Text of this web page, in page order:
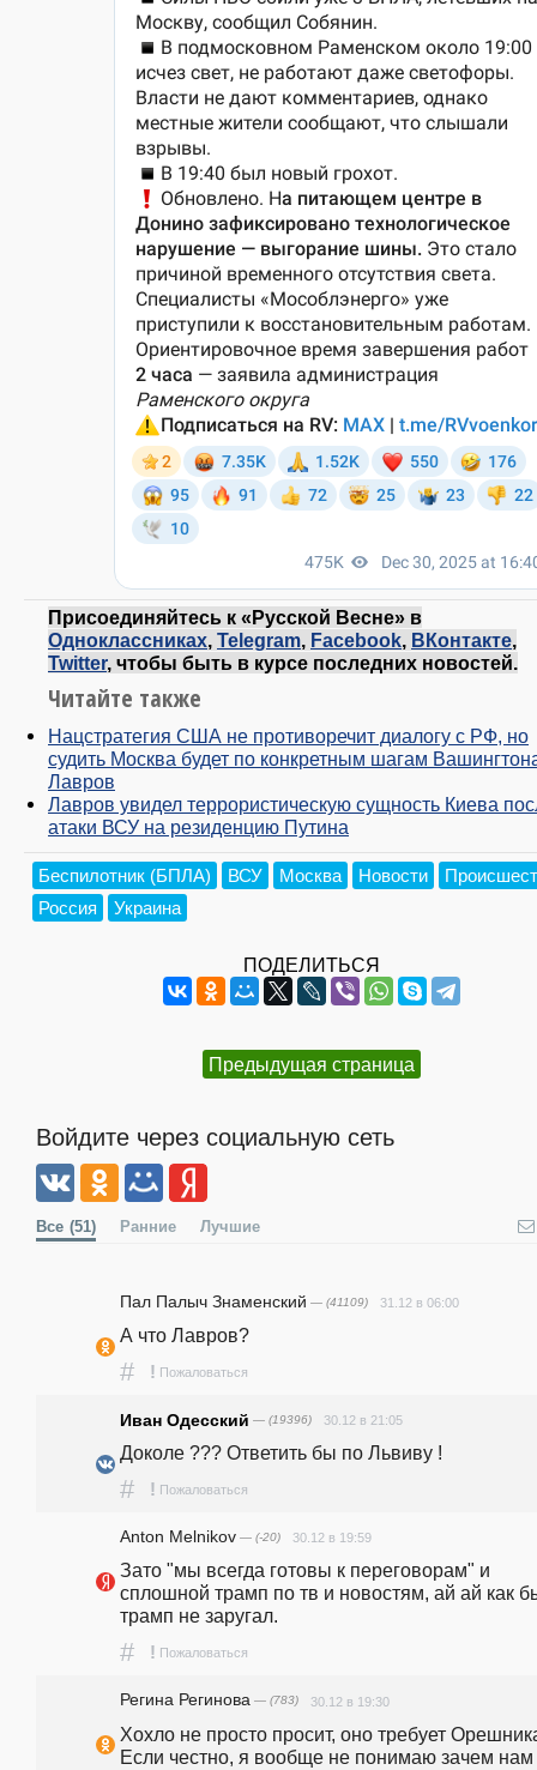
Присоединяйтесь к «Русской Весне» в
Одноклассниках, Telegram, Facebook, ВКонтакте,
Twitter, чтобы быть в курсе последних новостей.
Читайте также
Нацстратегия США не противоречит диалогу с РФ, но
судить Москва будет по конкретным шагам
Лавров
Лавров увидел террористическую сущность Киева
атаки ВСУ на резиденцию Путина
Беспилотник (БПЛА) ВСУ Москва Новости
Россия
Украина
ПОДЕЛИТЬСЯ
Предыдущая страница
Войдите через социальную сеть
Все (51) Ранние Лучшие
Пал Палыч Знаменский — (41109) 31.12 в 06:00
А что Лавров?
# ! Пожаловаться
Иван Одесский — (19396) 30.12 в 21:05
Доколе ??? Ответить бы по Львиву !
# ! Пожаловаться
Anton Melnikov — (-20) 30.12 в 19:59
Зато "мы всегда готовы к переговорам" и
сплошной трамп по тв и новостям, ай ай как
трамп не заругал.
# ! Пожаловаться
Регина Регинова — (783) 30.12 в 19:30
Хохло не просто просит, оно требует
Если честно, я вообще не понимаю зачем нам